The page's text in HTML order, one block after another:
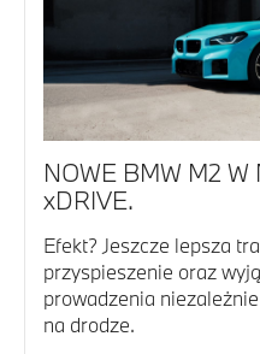
NOWE BMW M2
xDRIVE.
Efekt? Jeszcze lepsza
przyspieszenie oraz
prowadzenia
na drodze.